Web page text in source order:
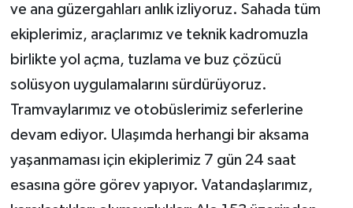
ve ana güzergahları anlık izliyoruz. Sahada tüm
ekiplerimiz, araçlarımız ve teknik kadromuzla
birlikte yol açma, tuzlama ve buz çözücü
solüsyon uygulamalarını sürdürüyoruz.
Tramvaylarımız ve otobüslerimiz seferlerine
devam ediyor. Ulaşımda herhangi bir aksama
yaşanmaması için ekiplerimiz 7 gün 24 saat
esasına göre görev yapıyor. Vatandaşlarımız,